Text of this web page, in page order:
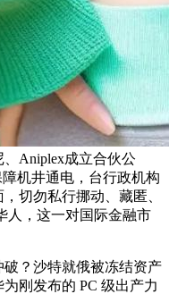
Aniplex成立合伙公
机井通电，台行政机构
切勿私行挪动、藏匿、
人，这一对国际金融市
？沙特就俄被冻结资产
刚发布的 PC 级出产力